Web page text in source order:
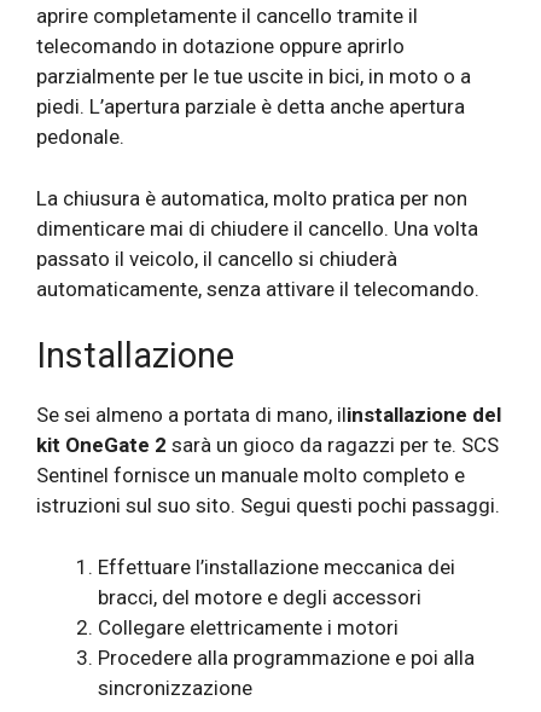
aprire completamente il cancello tramite il
telecomando in dotazione oppure aprirlo
parzialmente per le tue uscite in bici, in moto o a
piedi. L’apertura parziale è detta anche apertura
pedonale.
La chiusura è automatica, molto pratica per non
dimenticare mai di chiudere il cancello. Una volta
passato il veicolo, il cancello si chiuderà
automaticamente, senza attivare il telecomando.
Installazione
Se sei almeno a portata di mano, ilinstallazione del
kit OneGate 2 sarà un gioco da ragazzi per te. SCS
Sentinel fornisce un manuale molto completo e
istruzioni sul suo sito. Segui questi pochi passaggi.
Effettuare l’installazione meccanica dei
bracci, del motore e degli accessori
Collegare elettricamente i motori
Procedere alla programmazione e poi alla
sincronizzazione